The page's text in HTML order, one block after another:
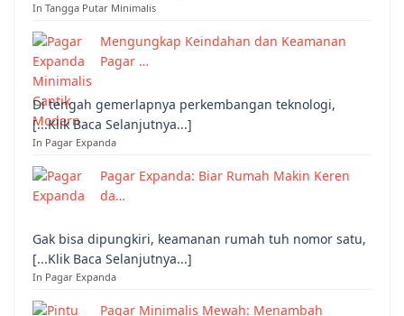
In Tangga Putar Minimalis
Mengungkap Keindahan dan Keamanan
Pagar …
Di tengah gemerlapnya perkembangan teknologi,
[...Klik Baca Selanjutnya...]
In Pagar Expanda
Pagar Expanda: Biar Rumah Makin Keren
da…
Gak bisa dipungkiri, keamanan rumah tuh nomor satu,
[...Klik Baca Selanjutnya...]
In Pagar Expanda
Pagar Minimalis Mewah: Menambah